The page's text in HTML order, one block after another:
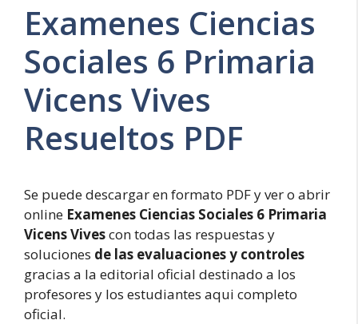
Examenes Ciencias
Sociales 6 Primaria
Vicens Vives
Resueltos PDF
Se puede descargar en formato PDF y ver o abrir
online Examenes Ciencias Sociales 6 Primaria
Vicens Vivescon todas las respuestas y
soluciones de las evaluaciones y controles
gracias a la editorial oficial destinado a los
profesores y los estudiantes aqui completo
oficial.